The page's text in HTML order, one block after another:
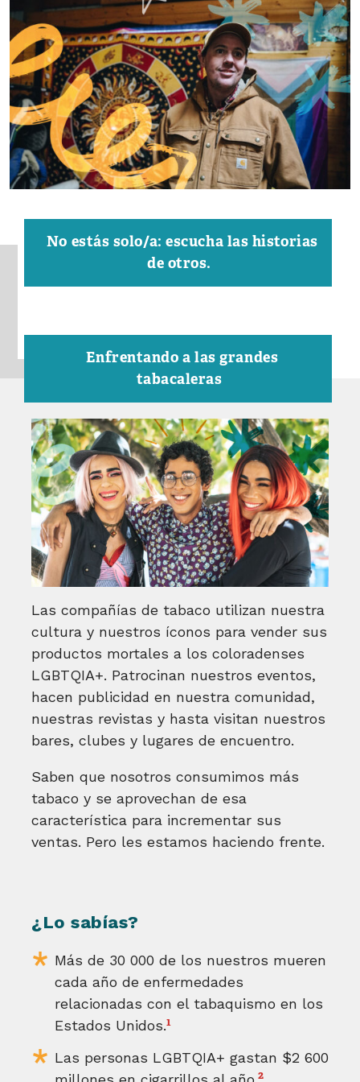
No estás solo/a: escucha las historias
de otros.
Enfrentando a las grandes
tabacaleras
Las compañías de tabaco utilizan nuestra
cultura y nuestros íconos para vender sus
productos mortales a los coloradenses
LGBTQIA+. Patrocinan nuestros eventos,
hacen publicidad en nuestra comunidad,
nuestras revistas y hasta visitan nuestros
bares, clubes y lugares de encuentro.
Saben que nosotros consumimos más
tabaco y se aprovechan de esa
característica para incrementar sus
ventas. Pero les estamos haciendo frente.
¿Lo sabías?
Más de 30 000 de los nuestros mueren
cada año de enfermedades
relacionadas con el tabaquismo en los
Estados Unidos.1
Las personas LGBTQIA+ gastan $2 600
2